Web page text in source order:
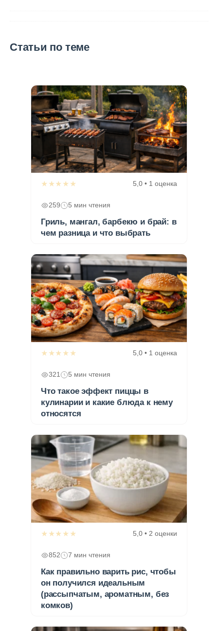
Статьи по теме
★★★★★ 5,0 • 1 оценка
259 5 мин чтения
Гриль, мангал, барбекю и брай: в
чем разница и что выбрать
★★★★★ 5,0 • 1 оценка
321 5 мин чтения
Что такое эффект пиццы в
кулинарии и какие блюда к нему
относятся
★★★★★ 5,0 • 2 оценки
852 7 мин чтения
Как правильно варить рис, чтобы
он получился идеальным
(рассыпчатым, ароматным, без
комков)